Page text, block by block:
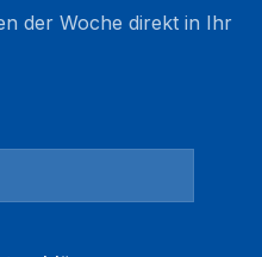
der Woche direkt in Ihr